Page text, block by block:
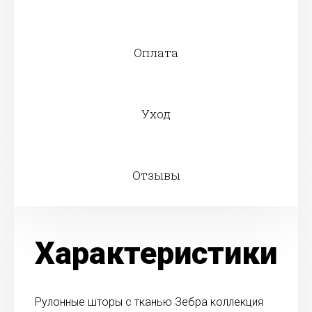
Оплата
Уход
Отзывы
Характеристики
Рулонные шторы с тканью Зебра коллекция